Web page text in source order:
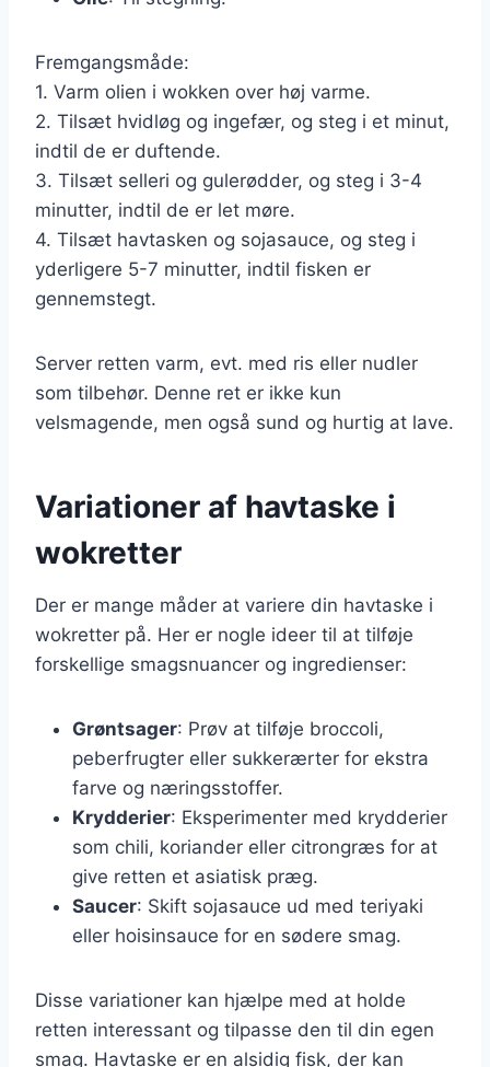
Fremgangsmåde:
1. Varm olien i wokken over høj varme.
2. Tilsæt hvidløg og ingefær, og steg i et minut,
indtil de er duftende.
3. Tilsæt selleri og gulerødder, og steg i 3-4
minutter, indtil de er let møre.
4. Tilsæt havtasken og sojasauce, og steg i
yderligere 5-7 minutter, indtil fisken er
gennemstegt.
Server retten varm, evt. med ris eller nudler
som tilbehør. Denne ret er ikke kun
velsmagende, men også sund og hurtig at lave.
Variationer af havtaske i
wokretter
Der er mange måder at variere din havtaske i
wokretter på. Her er nogle ideer til at tilføje
forskellige smagsnuancer og ingredienser:
Grøntsager: Prøv at tilføje broccoli,
peberfrugter eller sukkerærter for ekstra
farve og næringsstoffer.
Krydderier: Eksperimenter med krydderier
som chili, koriander eller citrongræs for at
give retten et asiatisk præg.
Saucer: Skift sojasauce ud med teriyaki
eller hoisinsauce for en sødere smag.
Disse variationer kan hjælpe med at holde
retten interessant og tilpasse den til din egen
smag. Havtaske er en alsidig fisk, der kan